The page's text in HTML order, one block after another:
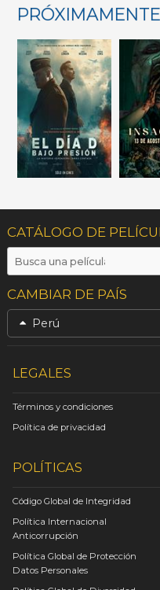
PRÓXIMAMENTE
CATÁLOGO DE
CAMBIAR DE PAÍS
Perú
LEGALES
Términos y condiciones
Política de privacidad
POLÍTICAS
Código Global de Integridad
Política Internacional
Anticorrupción
Política Global de Protección
Datos Personales